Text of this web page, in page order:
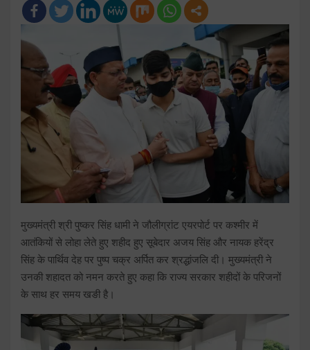
मुख्यमंत्री श्री पुष्कर सिंह धामी ने जौलीग्रांट एयरपोर्ट पर कश्मीर में
आतंकियों से लोहा लेते हुए शहीद हुए सूबेदार अजय सिंह और नायक हरेंद्र
सिंह के पार्थिव देह पर पुष्प चक्र अर्पित कर श्रद्धांजलि दी। मुख्यमंत्री ने
उनकी शहादत को नमन करते हुए कहा कि राज्य सरकार शहीदों के परिजनों
के साथ हर समय खङी है।